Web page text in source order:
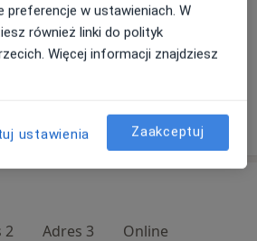
są ceny?
2 Adres 3 Online
preferencje w ustawieniach. W
również linki do polityk
Więcej informacji znajdziesz
ustawienia Zaakceptuj